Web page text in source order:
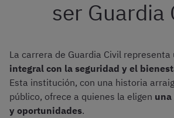
ser Guardia
La carrera de Guardia Civil representa
integral con la seguridad y el
Esta institución, con una historia
público, ofrece a quienes la eligen una
y oportunidades.